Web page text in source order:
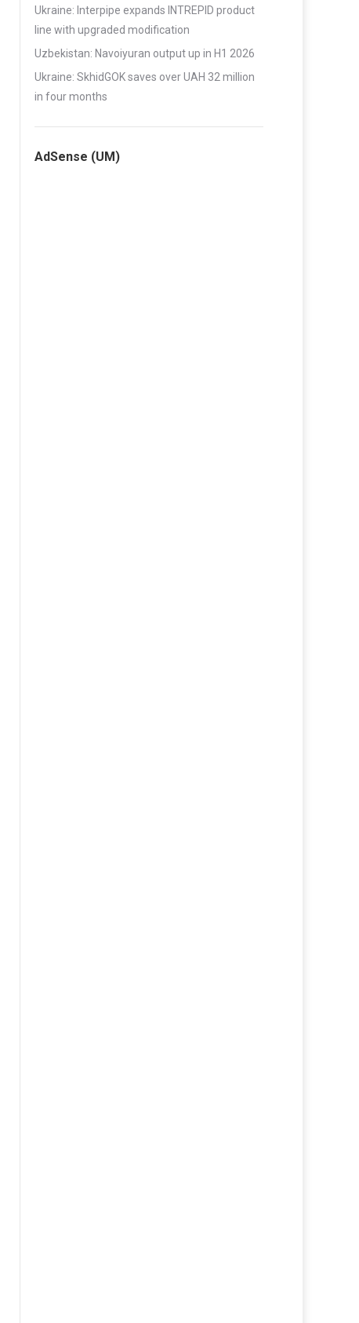
Ukraine: Interpipe expands INTREPID product
line with upgraded modification
Uzbekistan: Navoiyuran output up in H1 2026
Ukraine: SkhidGOK saves over UAH 32 million
in four months
AdSense (UM)